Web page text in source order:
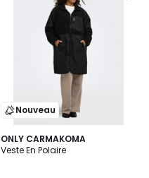
Nouveau
ONLY CARMAKOMA
Veste En Polaire
2
Couleurs